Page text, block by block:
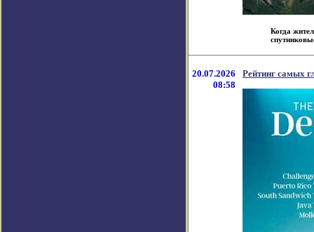
Когда
20.07.2026
08:58
Рейтинг самых